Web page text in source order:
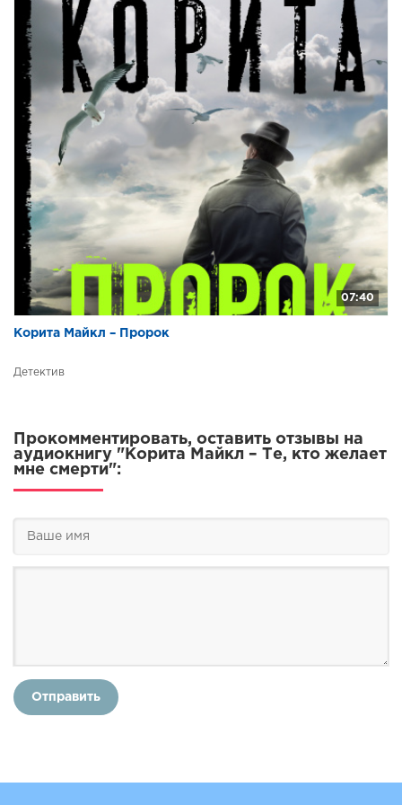
49
50
51
52
53
54
55
56
57
58
59
62
64
65
66
72
73
07:40
Корита Майкл – Пророк
Детектив
Прокомментировать, оставить отзывы на
аудиокнигу "Корита Майкл – Те, кто желает
мне смерти":
Отправить